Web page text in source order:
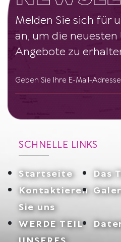
Melden Sie sich für
an, um die neuesten
Angebote zu
SCHNELLE LINKS
Startseite
Das
Kontaktieren
Sie uns
WERDE TEIL